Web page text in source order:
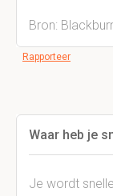
Bron:
Rapporteer
Waar heb je
Je wordt